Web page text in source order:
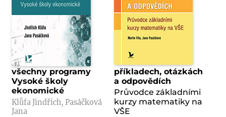
Matematika pro
všechny programy
Vysoké školy
ekonomické
Klůfa Jindřich, Pasáčková
Jana
Matematika v
příkladech, otázkách
a odpovědích
Průvodce základními
kurzy matematiky na
VŠE